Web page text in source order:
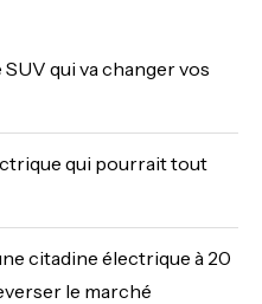
qui va changer vos
qui pourrait tout
citadine électrique à 20
le marché